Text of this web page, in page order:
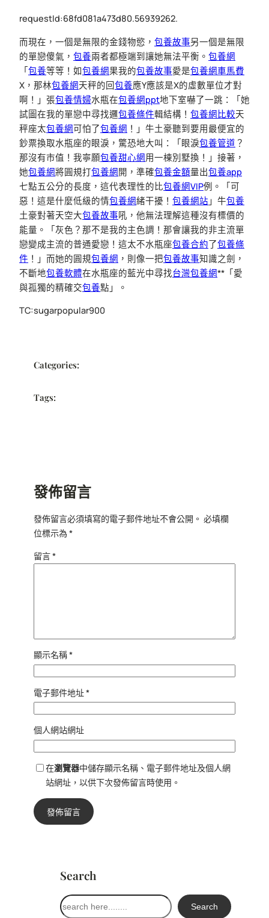
requestId:68fd081a473d80.56939262.
而現在，一個是無限的金錢物慾， 包養故事另一個是無限
的單戀傻氣， 包養兩者都極端到讓她無法平衡。 包養網
「包養等等！如包養網果我的包養故事愛是包養網車馬費
X，那林包養網天秤的回包養應Y應該是X的虛數單位才對
啊！」張包養情婦水瓶在包養網ppt地下室嚇了一跳：「她
試圖在我的單戀中尋找邏包養條件輯結構！ 包養網比較天
秤座太包養網可怕了包養網 ！」牛土豪聽到要用最便宜的
鈔票換取水瓶座的眼淚，驚恐地大叫：「眼淚包養管道 ？
那沒有市值！我寧願包養甜心網用一棟別墅換！」接著，
她包養網將圓規打包養網開，準確包養金額量出包養app
七點五公分的長度，這代表理性的比包養網VIP例。「可
惡！這是什麼低級的情包養網緒干擾！ 包養網站 」牛包養
土豪對著天空大包養故事吼，他無法理解這種沒有標價的
能量。「灰色？那不是我的主色調！那會讓我的非主流單
戀變成主流的普通愛戀！這太不水瓶座包養合約了包養條
件 ！」而她的圓規包養網 ，則像一把包養故事知識之劍，
不斷地包養軟體在水瓶座的藍光中尋找台灣包養網**「愛
與孤獨的精確交包養點」。
TC:sugarpopular900
Categories:
Tags:
發佈留言
發佈留言必須填寫的電子郵件地址不會公開。 必填欄
位標示為*
留言*
顯示名稱*
電子郵件地址*
個人網站網址
在瀏覽器中儲存顯示名稱、電子郵件地址及個人網
站網址，以供下次發佈留言時使用。
Search
搜
尋
Search